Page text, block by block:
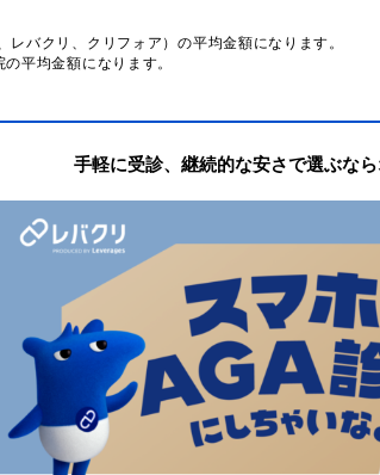
バクリ、クリフォア）の平均金額になります。
平均金額になります。
手軽に受診、継続的な安さで選ぶな